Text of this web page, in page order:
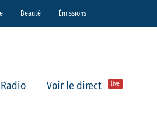
Beauté Émissions
Radio Voir le direct live